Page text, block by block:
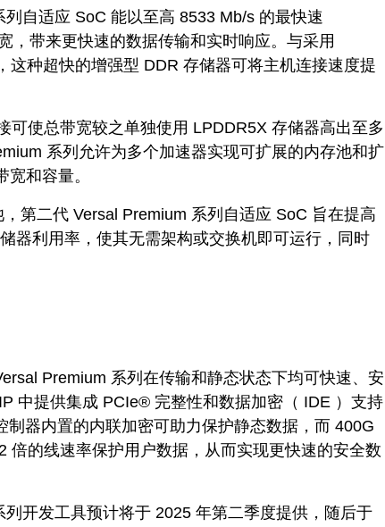
自适应 SoC 能以至高 8533 Mb/s 的最快速
，带来更快速的数据传输和实时响应。与采用
这种超快的增强型 DDR 存储器可将主机连接速度提
可使总带宽较之单独使用 LPDDR5X 存储器高出至多
系列允许为多个加速器实现可扩展的内存池和扩
和容量。
第二代 Versal Premium 系列自适应 SoC 旨在提高
器利用率，使其无需架构或交换机即可运行，同时
Premium 系列在传输和静态状态下均可快速、安
中提供集成 PCIe® 完整性和数据加密（ IDE ）支持
器内置的内联加密可助力保护静态数据，而 400G
倍的线速率保护用户数据，从而实现更快速的安全数
开发工具预计将于 2025 年第二季度提供，随后于